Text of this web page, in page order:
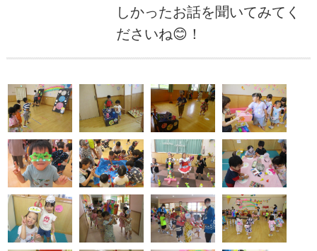
しかったお話を聞いてみてく
ださいね😊！